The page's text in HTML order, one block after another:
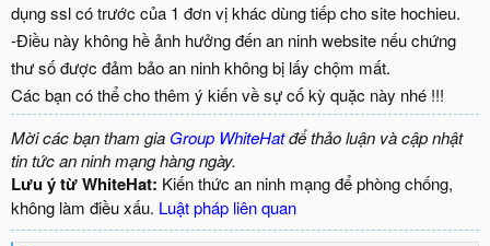
dụng ssl có trước của 1 đơn vị khác dùng tiếp cho site hochieu.
-Điều này không hề ảnh hưởng đến an ninh website nếu chứng
thư số được đảm bảo an ninh không bị lấy chộm mất.
Các bạn có thể cho thêm ý kiến về sự cố kỳ quặc này nhé !!!
Mời các bạn tham gia Group WhiteHatđể thảo luận và cập nhật
tin tức an ninh mạng hàng ngày.
Lưu ý từ WhiteHat: Kiến thức an ninh mạng để phòng chống,
không làm điều xấu. Luật pháp liên quan